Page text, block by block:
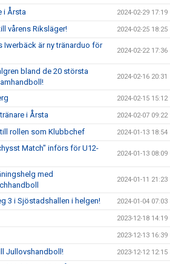
i Årsta 2024-02-29 17:19
vårens Riksläger! 2024-02-25 18:25
Iwerbäck är ny tränarduo för
2024-02-22 17:36
bland de 20 största
2024-02-16 20:31
2024-02-15 15:12
i Årsta 2024-02-07 09:22
rollen som Klubbchef 2024-01-13 18:54
Match" införs för U12-
2024-01-13 08:09
med
2024-01-11 21:23
3 i Sjöstadshallen i helgen! 2024-01-04 07:03
2023-12-18 14:19
2023-12-13 16:39
Jullovshandboll! 2023-12-12 12:15